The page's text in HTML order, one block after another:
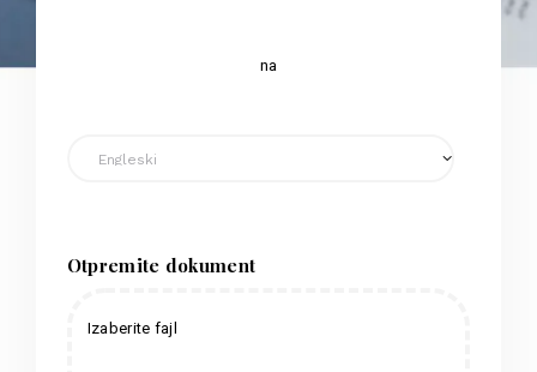
na
Otpremite dokument
Izaberite fajl